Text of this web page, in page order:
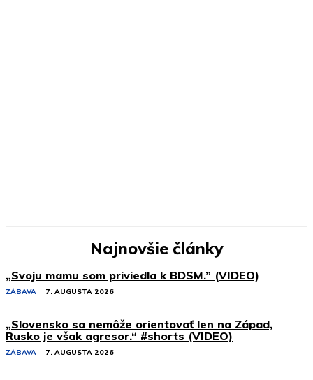
Najnovšie články
„Svoju mamu som priviedla k BDSM.” (VIDEO)
ZÁBAVA 7. AUGUSTA 2026
„Slovensko sa nemôže orientovať len na Západ,
Rusko je však agresor.“ #shorts (VIDEO)
ZÁBAVA 7. AUGUSTA 2026